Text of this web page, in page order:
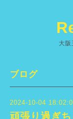
大
ブログ
2024-10-04
頑張り過ぎ